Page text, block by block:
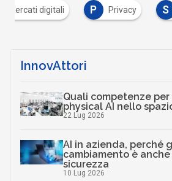
Mercati digitali P Privacy S
InnovAttori
Quali competenze
physical AI nello
22 Lug 2026
AI in azienda, perché
cambiamento è
sicurezza
10 Lug 2026